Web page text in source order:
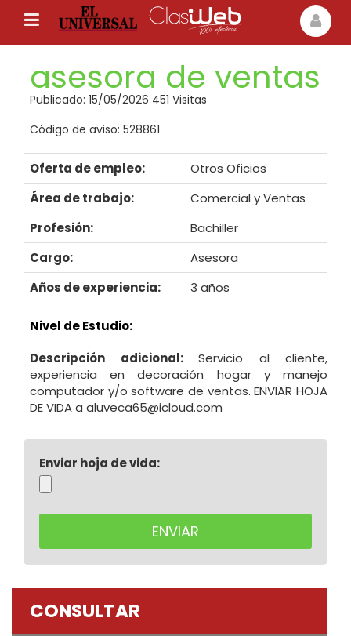
asesora de ventas
Publicado: 15/05/2026 451 Visitas
Código de aviso: 528861
Oferta de empleo:
Otros Oficios
Área de trabajo:
Comercial y Ventas
Profesión:
Bachiller
Cargo:
Asesora
Años de experiencia:
3 años
Nivel de Estudio:
Descripción adicional: Servicio al cliente,
experiencia en decoración hogar y manejo
computador y/o software de ventas. ENVIAR HOJA
DE VIDA a aluveca65@icloud.com
Enviar hoja de vida:
CONSULTAR